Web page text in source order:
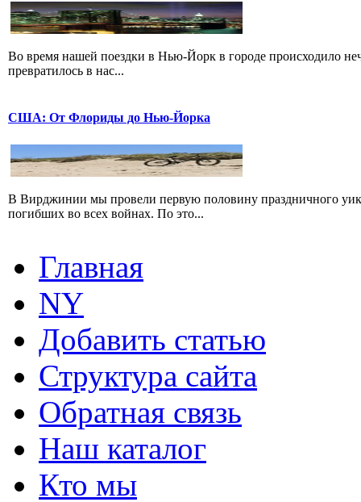
Во время нашей поездки в Нью-Йорк в городе происходило
превратилось в нас...
США: От Флориды до Нью-Йорка
В Вирджинии мы провели первую половину праздничного
погибших во всех войнах. По это...
Главная
NY
Добавить статью
Структура сайта
Обратная связь
Наш каталог
Кто мы